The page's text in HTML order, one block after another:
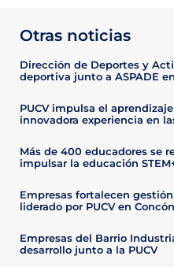
Otras noticias
Dirección de Deportes y
deportiva junto a ASPADE
PUCV impulsa el
innovadora experiencia en
Más de 400 educadores se
impulsar la educación
Empresas fortalecen
liderado por PUCV en
Empresas del Barrio
desarrollo junto a la PUCV